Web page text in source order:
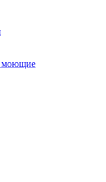
моющие